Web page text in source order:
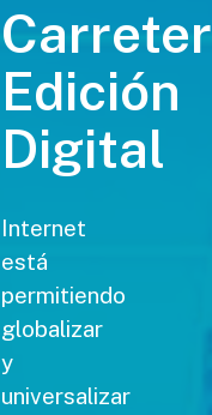
Edición
Digital
Internet
está
permitiendo
globalizar
y
universalizar